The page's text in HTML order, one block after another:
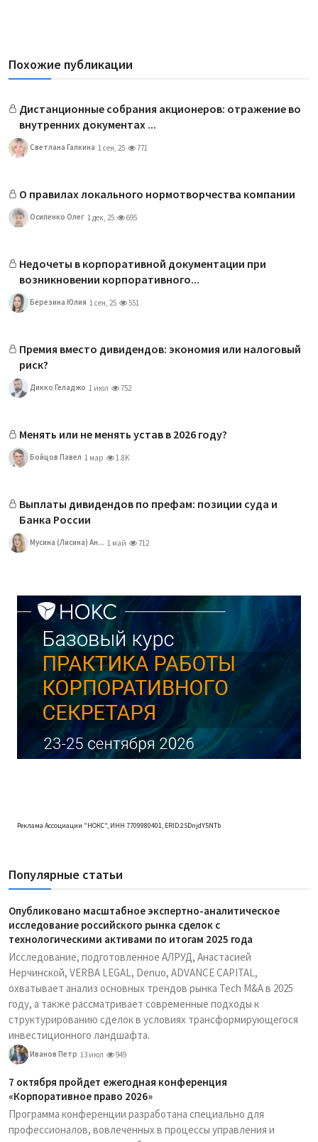
Похожие публикации
Дистанционные собрания акционеров: отражение во
внутренних документах ...
Светлана Галкина 1 сен, 25 771
О правилах локального нормотворчества компании
Осипенко Олег 1 дек, 25 695
Недочеты в корпоративной документации при
возникновении корпоративного...
Березина Юлия 1 сен, 25 551
Премия вместо дивидендов: экономия или налоговый
риск?
Дикко Геладжо 1 июл 752
Менять или не менять устав в 2026 году?
Бойцов Павел 1 мар 1.8K
Выплаты дивидендов по префам: позиции суда и
Банка России
Мусина (Лисина) Ан... 1 май 712
Реклама Ассоциации "НОКС", ИНН 7709980401, ERID:2SDnjdY5NTb
Популярные статьи
Опубликовано масштабное экспертно-аналитическое
исследование российского рынка сделок с
технологическими активами по итогам 2025 года
Исследование, подготовленное АЛРУД, Анастасией
Нерчинской, VERBA LEGAL, Denuo, ADVANCE CAPITAL,
охватывает анализ основных трендов рынка Tech M&A в 2025
году, а также рассматривает современные подходы к
структурированию сделок в условиях трансформирующегося
инвестиционного ландшафта.
Иванов Петр 13 июл 949
7 октября пройдет ежегодная конференция
«Корпоративное право 2026»
Программа конференции разработана специально для
профессионалов, вовлеченных в процессы управления и